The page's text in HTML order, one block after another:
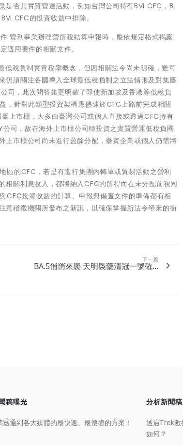
否具實質營運活動，例如台灣公司持有BVI CFC，B
CFC的投資收益中排除。
營利事業辦理營所稅結算申報時，應依規定格式揭露
適用要件的相關文件。
低稅負制實質稅率概念，但因相關法令尚未明確，雖可
須關注各國導入全球最低稅負制之立法情形及對集團
司，此次問答集更明確了即使新加坡及香港等低稅負
，針對此類型投資架構應儘速於CFC上路前完成相關
上市櫃，大多由臺灣公司或個人直接或透過CFC持有
司，故在海外上市櫃公司轉投資之實質營運低稅負國
上市櫃公司尚未進行盈餘分配，臺資企業或個人仍需將
區的CFC，若是有進行集團內轉單或貿易活動之營利
相關利息收入，都將納入CFC的所得而在未分配前視同
CFC投資收益的計算、申報與備查文件的準備都有相
意稽徵機關所發布之新訊，以確保掌握新法令帶來的衝
下一篇
BA.5悄悄來襲 天明製藥清冠一號確...
稿曝光
通到各大媒體的最快速、最便捷的方案！
分析新聞
透過Trek數
如何？